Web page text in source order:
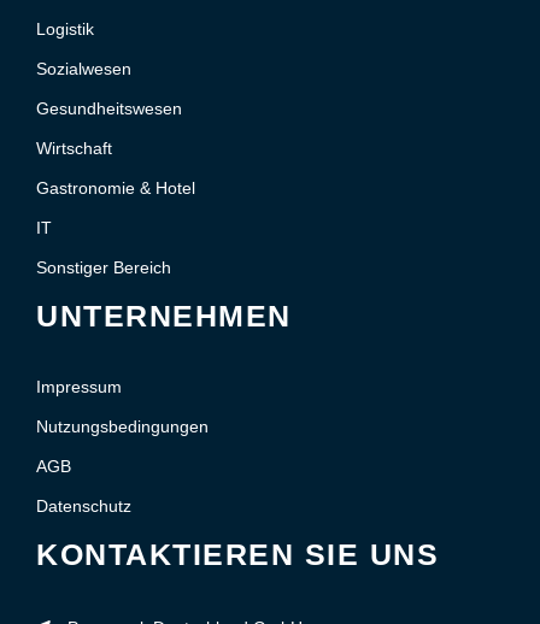
Logistik
Sozialwesen
Gesundheitswesen
Wirtschaft
Gastronomie & Hotel
IT
Sonstiger Bereich
UNTERNEHMEN
Impressum
Nutzungsbedingungen
AGB
Datenschutz
KONTAKTIEREN SIE UNS